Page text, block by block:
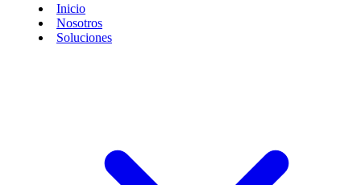
Inicio
Nosotros
Soluciones